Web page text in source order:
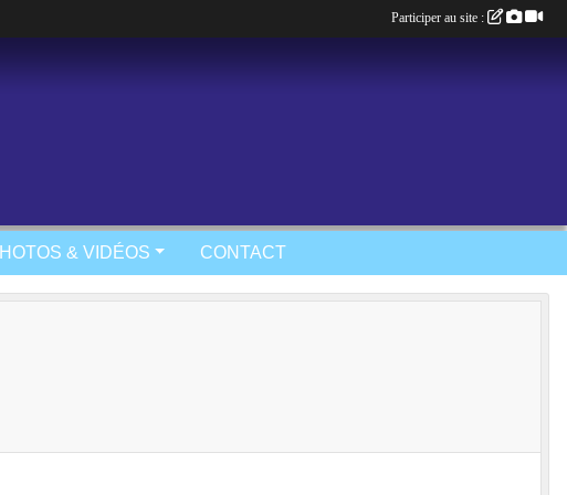
& VIDÉOS CONTACT
Participer au site :